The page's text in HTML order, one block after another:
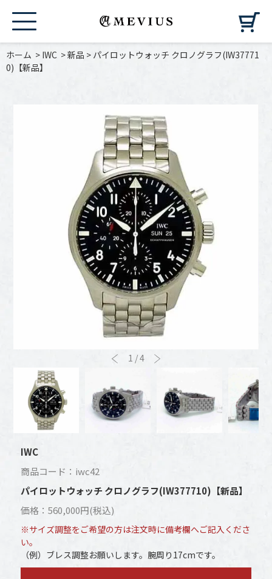
ホーム > IWC >新品 > パイロットウォッチ クロノグラフ(IW37771
0)【新品】
1 /4
IWC
商品コード：iwc42
パイロットウォッチ クロノグラフ(IW377710)【新品】
価格：560,000円(税込)
※サイズ調整をご希望の方は注文時に備考欄へご記入くださ
い。
（例）ブレス調整お願いします。腕周り17cmです。